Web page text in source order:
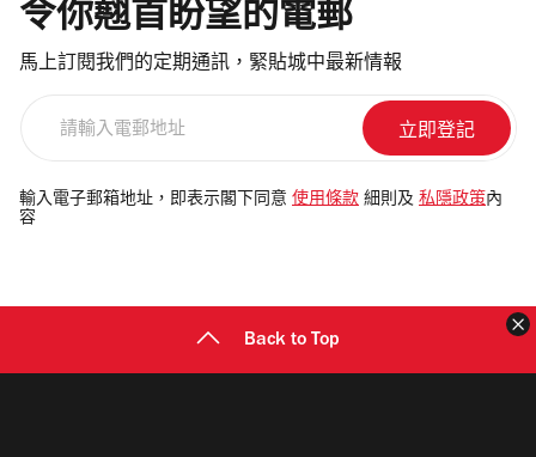
令你翹首盼望的電郵
馬上訂閱我們的定期通訊，緊貼城中最新情報
電
郵
輸入電子郵箱地址，即表示閣下同意 使用條款 細則及 私隱政策 內
容
Back to Top